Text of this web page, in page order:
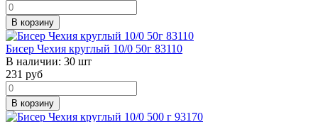
В корзину
Бисер Чехия круглый 10/0 50г 83110
В наличии: 30 шт
231 руб
В корзину